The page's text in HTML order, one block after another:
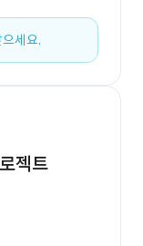
세요.
젝트